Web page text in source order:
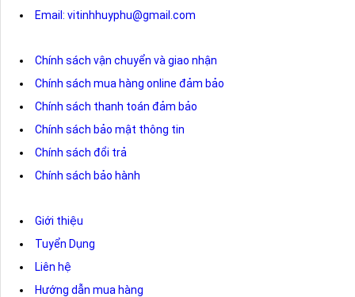
Email: vitinhhuyphu@gmail.com
Chính sách vận chuyển và giao nhận
Chính sách mua hàng online đảm bảo
Chính sách thanh toán đảm bảo
Chính sách bảo mật thông tin
Chính sách đổi trả
Chính sách bảo hành
Giới thiệu
Tuyển Dụng
Liên hệ
Hướng dẫn mua hàng